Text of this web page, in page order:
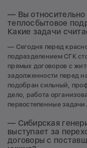
— Вы относительно
теплосбытовое
Какие задачи
— Сегодня перед
подразделением СГК
прямых договоров с
задолженности перед
подобран сильный,
дело, работа
первостепенные задачи.
— Сибирская
выступает за
договоры с